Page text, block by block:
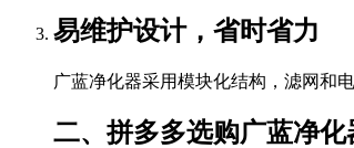
易维护设计，省时省力
广蓝净化器采用模块化结构，滤网和
二、拼多多选购广蓝净